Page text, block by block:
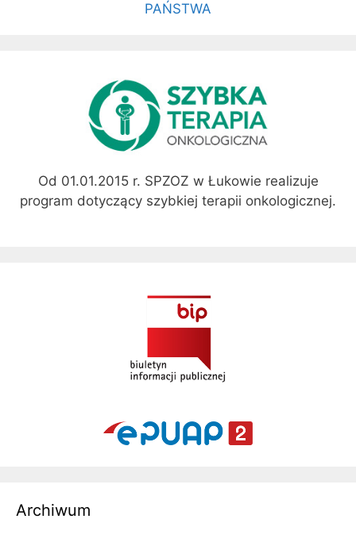
PAŃSTWA
Od 01.01.2015 r. SPZOZ w Łukowie realizuje
program dotyczący szybkiej terapii onkologicznej.
Archiwum